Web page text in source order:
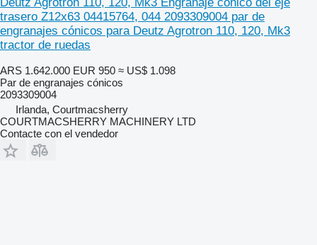
trasero Z12x63 04415764, 044 2093309004 par de
engranajes cónicos para Deutz Agrotron 110, 120, Mk3
tractor de ruedas
ARS 1.642.000 EUR 950 ≈ US$ 1.098
Par de engranajes cónicos
2093309004
Irlanda, Courtmacsherry
COURTMACSHERRY MACHINERY LTD
Contacte con el vendedor